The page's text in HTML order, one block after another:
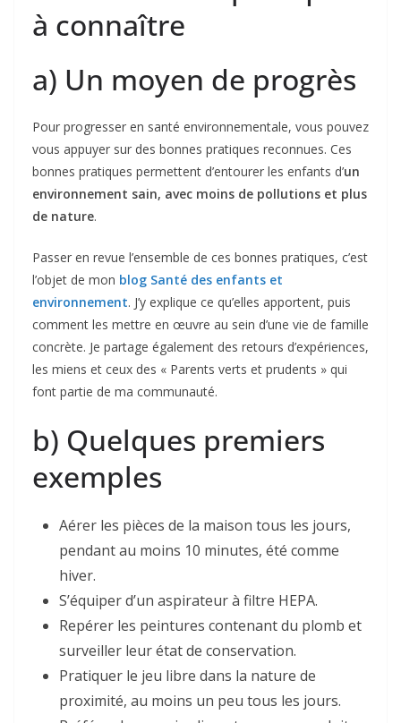
à connaître
a) Un moyen de progrès
Pour progresser en santé environnementale, vous pouvez
vous appuyer sur des bonnes pratiques reconnues. Ces
bonnes pratiques permettent d’entourer les enfants d’un
environnement sain, avec moins de pollutions et plus
de nature.
Passer en revue l’ensemble de ces bonnes pratiques, c’est
l’objet de mon blog Santé des enfants et
environnement. J’y explique ce qu’elles apportent, puis
comment les mettre en œuvre au sein d’une vie de famille
concrète. Je partage également des retours d’expériences,
les miens et ceux des « Parents verts et prudents » qui
font partie de ma communauté.
b) Quelques premiers
exemples
Aérer les pièces de la maison tous les jours,
pendant au moins 10 minutes, été comme
hiver.
S’équiper d’un aspirateur à filtre HEPA.
Repérer les peintures contenant du plomb et
surveiller leur état de conservation.
Pratiquer le jeu libre dans la nature de
proximité, au moins un peu tous les jours.